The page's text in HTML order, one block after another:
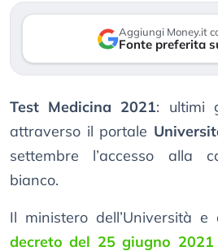
Aggiungi Money.it
Fonte preferita
Test Medicina 2021: ultimi
attraverso il portale
settembre l’accesso alla
bianco.
Il ministero dell’Università
decreto del 25 giugno 2021